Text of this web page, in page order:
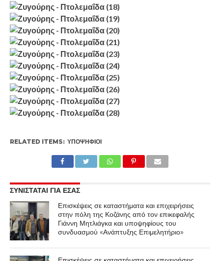
RELATED ITEMS: ΥΠΟΨΉΦΙΟΙ
ΣΥΝΙΣΤΑΤΑΙ ΓΙΑ ΕΣΑΣ
Επισκέψεις σε καταστήματα και επιχειρήσεις
στην πόλη της Κοζάνης από τον επικεφαλής
Γιάννη Μητλιάγκα και υποψηφίους του
συνδυασμού «Ανάπτυξης Επιμελητήριο»